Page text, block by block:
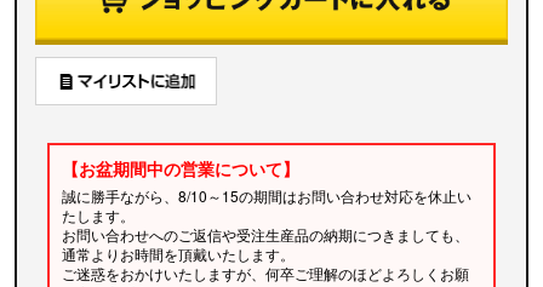
【お盆期間中の営業について】
誠に勝手ながら、8/10～15の期間はお問い合わせ対応を休止い
たします。
お問い合わせへのご返信や受注生産品の納期につきましても、
通常よりお時間を頂戴いたします。
ご迷惑をおかけいたしますが、何卒ご理解のほどよろしくお願